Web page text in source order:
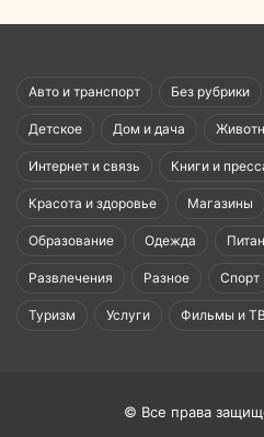
Авто и транспорт Без рубрики
Детское Дом и дача
Интернет и связь Книги и
Красота и здоровье Магазины
Образование Одежда
Развлечения Разное Спорт
Туризм Услуги Фильмы и ТВ
© Все права